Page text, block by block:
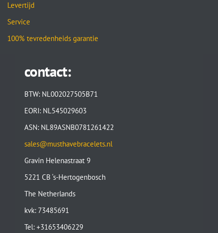
Levertijd
Service
100% tevredenheids garantie
contact:
BTW: NL002027505B71
EORI: NL545029603
ASN: NL89ASNB0781261422
sales@musthavebracelets.nl
Gravin Helenastraat 9
5221 CB ‘s-Hertogenbosch
The Netherlands
kvk: 73485691
Tel: +31653406229